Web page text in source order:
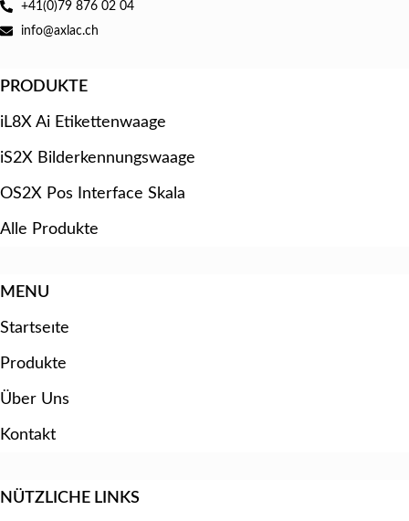
+41(0)79 876 02 04
info@axlac.ch
PRODUKTE
iL8X Ai Etikettenwaage
iS2X Bilderkennungswaage
OS2X Pos Interface Skala
Alle Produkte
MENU
Startseıte
Produkte
Über Uns
Kontakt
NÜTZLICHE LINKS